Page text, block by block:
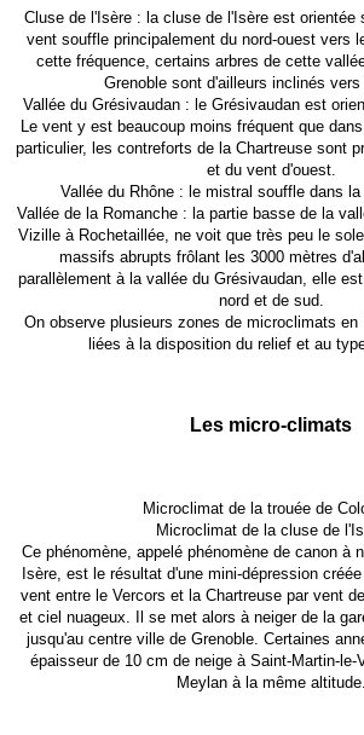
Cluse de l'Isère : la cluse de l'Isère est orientée
vent souffle principalement du nord-ouest vers
cette fréquence, certains arbres de cette
Grenoble sont d'ailleurs inclinés vers
Vallée du Grésivaudan : le Grésivaudan est
Le vent y est beaucoup moins fréquent que
particulier, les contreforts de la Chartreuse sont
et du vent d'ouest.
Vallée du Rhône : le mistral souffle dans la
Vallée de la Romanche : la partie basse de la
Vizille à Rochetaillée, ne voit que très peu le
massifs abrupts frôlant les 3000 mètres
parallèlement à la vallée du Grésivaudan, elle
nord et de sud.
On observe plusieurs zones de microclimats
liées à la disposition du relief et au
Les micro-climats
Microclimat de la trouée de
Microclimat de la cluse de
Ce phénomène, appelé phénomène de canon à
Isère, est le résultat d'une mini-dépression
vent entre le Vercors et la Chartreuse par vent
et ciel nuageux. Il se met alors à neiger de la
jusqu'au centre ville de Grenoble. Certaines
épaisseur de 10 cm de neige à Saint-Martin-
Meylan à la même altitude.